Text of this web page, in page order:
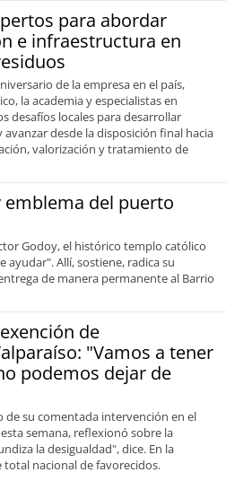
para abordar
e infraestructura en
de la empresa en el país,
la academia y especialistas en
desafíos locales para desarrollar
desde la disposición final hacia
valorización y tratamiento de
emblema del puerto
Godoy, el histórico templo católico
ayudar". Allí, sostiene, radica su
de manera permanente al Barrio
de
"Vamos a tener
podemos dejar de
de su comentada intervención en el
semana, reflexionó sobre la
la desigualdad", dice. En la
total nacional de favorecidos.